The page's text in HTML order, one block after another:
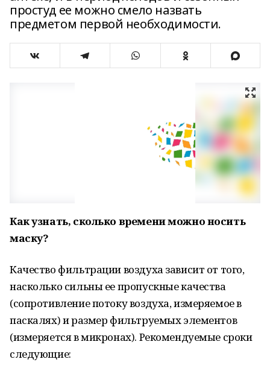
простуд ее можно смело назвать
предметом первой необходимости.
Как узнать, сколько времени можно носить
маску?
Качество фильтрации воздуха зависит от того,
насколько сильны ее пропускные качества
(сопротивление потоку воздуха, измеряемое в
паскалях) и размер фильтруемых элементов
(измеряется в микронах). Рекомендуемые сроки
следующие: